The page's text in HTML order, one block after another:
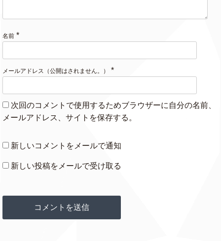
名前 *
メールアドレス（公開はされません。） *
次回のコメントで使用するためブラウザーに自分の名前、
メールアドレス、サイトを保存する。
新しいコメントをメールで通知
新しい投稿をメールで受け取る